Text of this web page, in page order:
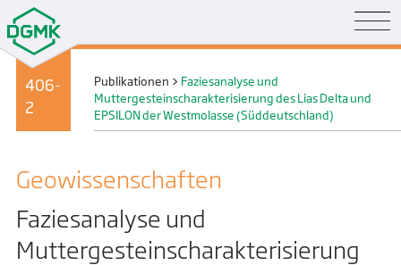
406-
2
Publikationen > Faziesanalyse und
Muttergesteinscharakterisierung des Lias Delta und
EPSILON der Westmolasse (Süddeutschland)
Geo­wissenschaften
Faziesanalyse und
Muttergesteinscharakterisierung